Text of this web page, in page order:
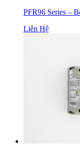
PFR96 Series –
Liên Hệ